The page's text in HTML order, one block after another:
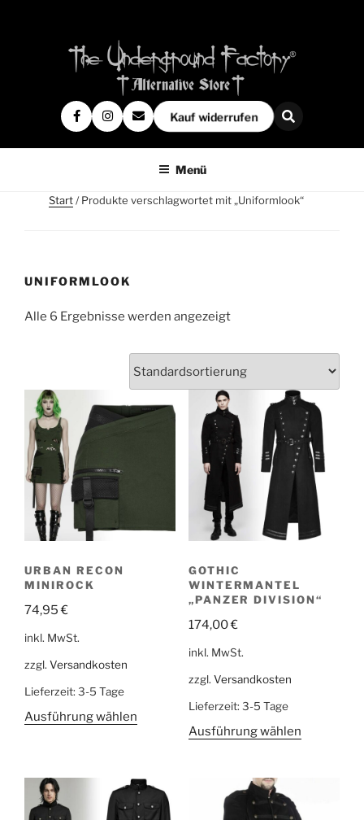
Kauf widerrufen
Menü
Start/ Produkte verschlagwortet mit „Uniformlook“
UNIFORMLOOK
Alle 6 Ergebnisse werden angezeigt
URBAN RECON
MINIROCK
74,95€
inkl. MwSt.
zzgl. Versandkosten
Lieferzeit: 3-5 Tage
Ausführung wählen
GOTHIC
WINTERMANTEL
„PANZER DIVISION“
174,00€
inkl. MwSt.
zzgl. Versandkosten
Lieferzeit: 3-5 Tage
Ausführung wählen